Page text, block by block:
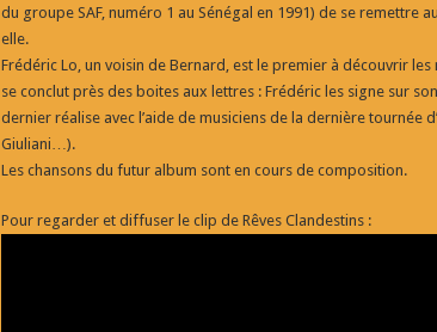
du groupe SAF, numéro 1 au Sénégal en 1991) de se remettre
elle.
Frédéric Lo, un voisin de Bernard, est le premier à découvrir
se conclut près des boites aux lettres : Frédéric les signe sur
dernier réalise avec l’aide de musiciens de la dernière tournée
Giuliani…).
Les chansons du futur album sont en cours de composition.
Pour regarder et diffuser le clip de Rêves Clandestins :